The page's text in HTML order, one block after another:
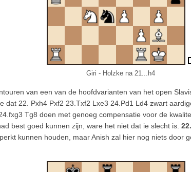
Giri - Holzke na 21...h4
van een van de hoofdvarianten van het open
dat 22. Pxh4 Pxf2 23.Txf2 Lxe3 24.Pd1 Ld4 zwart
Tg8 doen met genoeg compensatie voor de
best goed kunnen zijn, ware het niet dat ie slecht is.
kunnen houden, maar Anish zal hier nog niets door